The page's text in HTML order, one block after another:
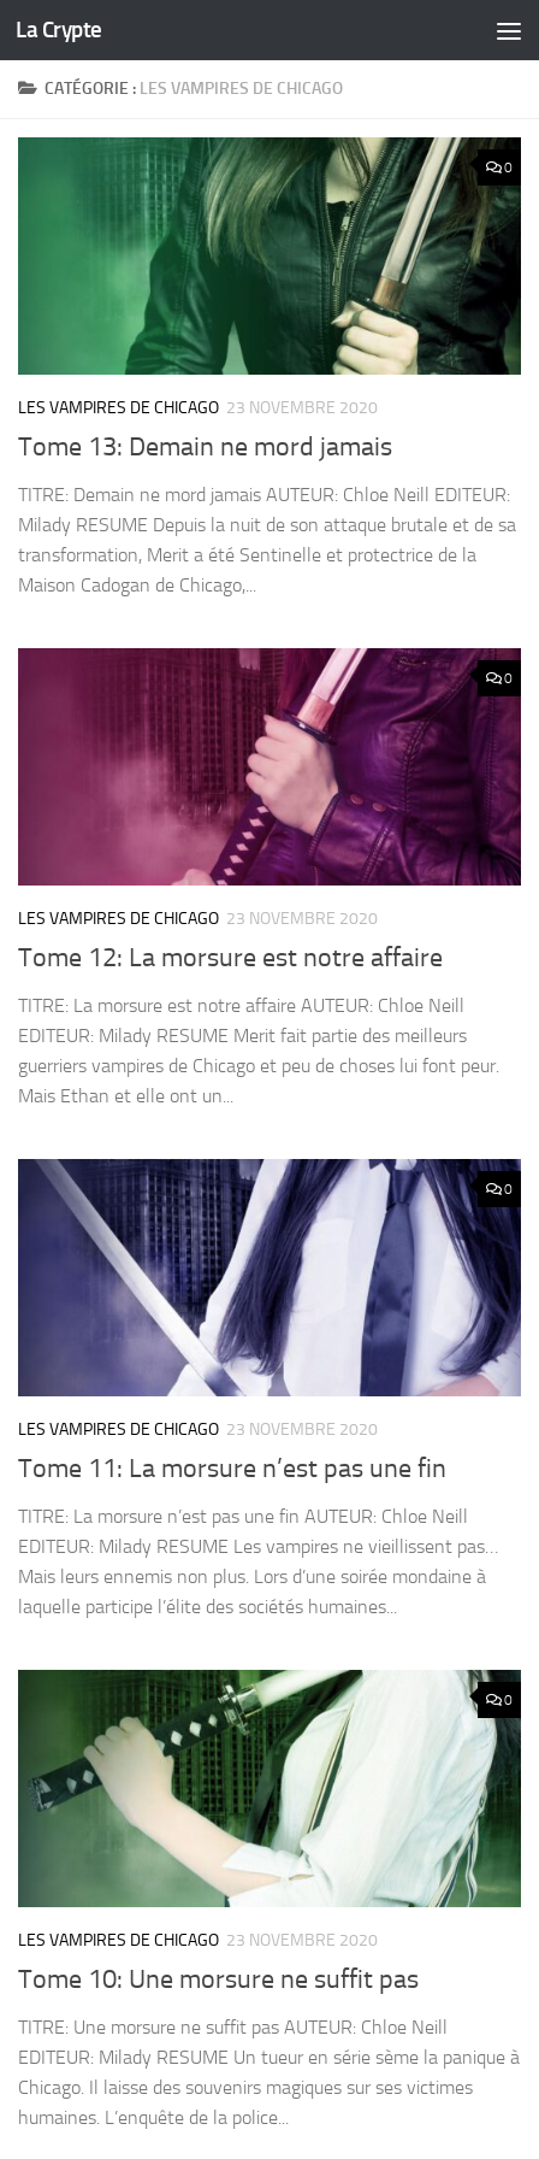
Skip to content
La Crypte
CATÉGORIE : LES VAMPIRES DE CHICAGO
0
LES VAMPIRES DE CHICAGO 23 NOVEMBRE 2020
Tome 13: Demain ne mord jamais
TITRE: Demain ne mord jamais AUTEUR: Chloe Neill EDITEUR:
Milady RESUME Depuis la nuit de son attaque brutale et de sa
transformation, Merit a été Sentinelle et protectrice de la
Maison Cadogan de Chicago,...
0
LES VAMPIRES DE CHICAGO 23 NOVEMBRE 2020
Tome 12: La morsure est notre affaire
TITRE: La morsure est notre affaire AUTEUR: Chloe Neill
EDITEUR: Milady RESUME Merit fait partie des meilleurs
guerriers vampires de Chicago et peu de choses lui font peur.
Mais Ethan et elle ont un...
0
LES VAMPIRES DE CHICAGO 23 NOVEMBRE 2020
Tome 11: La morsure n’est pas une fin
TITRE: La morsure n’est pas une fin AUTEUR: Chloe Neill
EDITEUR: Milady RESUME Les vampires ne vieillissent pas…
Mais leurs ennemis non plus. Lors d’une soirée mondaine à
laquelle participe l’élite des sociétés humaines...
0
LES VAMPIRES DE CHICAGO 23 NOVEMBRE 2020
Tome 10: Une morsure ne suffit pas
TITRE: Une morsure ne suffit pas AUTEUR: Chloe Neill
EDITEUR: Milady RESUME Un tueur en série sème la panique à
Chicago. Il laisse des souvenirs magiques sur ses victimes
humaines. L’enquête de la police...